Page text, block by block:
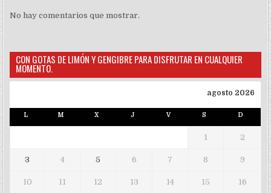
No hay comentarios que mostrar.
CON GOTAS DE LIMÓN Y GENGIBRE PARA DISFRUTAR EN CUALQUIER
MOMENTO.
agosto 2026
L M X J V S D
1 2
3 4 5 6 7 8 9
10 11 12 13 14 15 16